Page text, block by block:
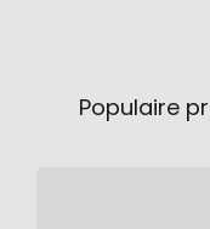
Populaire